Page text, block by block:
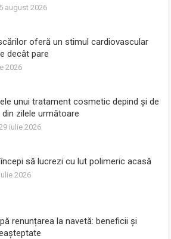
august 2026
oferă un stimul cardiovascular
decât pare
2026
unui tratament cosmetic depind și de
din zilele următoare
iulie 2026
să lucrezi cu lut polimeric acasă
2026
renunțarea la navetă: beneficii și